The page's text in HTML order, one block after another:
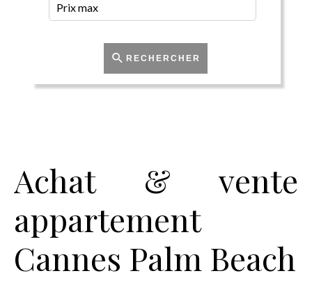
RECHERCHER
Achat & vente
appartement
Cannes Palm Beach